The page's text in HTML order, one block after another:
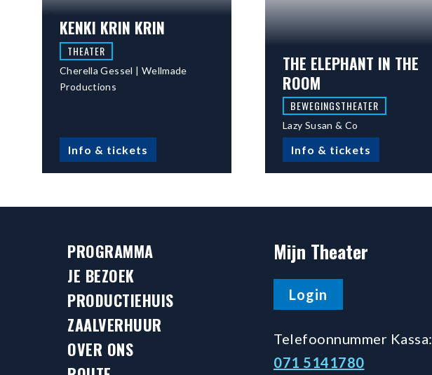
KENKI KRIN KRIN
THEATER
Cherella Gessel | Wellmade
Productions
Info & tickets
THE ELEPHANT IN THE
ROOM
BEWEGINGSTHEATER
Lazy Susan & Co
Info & tickets
PROGRAMMA
JE BEZOEK
PRODUCTIEHUIS
ZAALVERHUUR
OVER ONS
Mijn Theater
Login
Telefoonnummer Kassa:
071 5141780